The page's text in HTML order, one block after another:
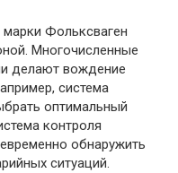
Фольксваген
Многочисленные
делают вождение
система
оптимальный
контроля
обнаружить
ситуаций.